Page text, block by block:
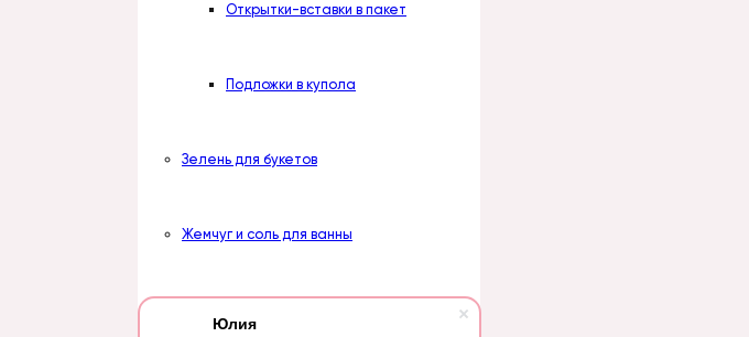
Юлия
Открытки-вставки в пакет
Подложки в купола
Зелень для букетов
Жемчуг и соль для ванны